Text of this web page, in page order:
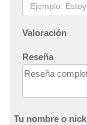
Valoración
Reseña
Tu nombre o nick